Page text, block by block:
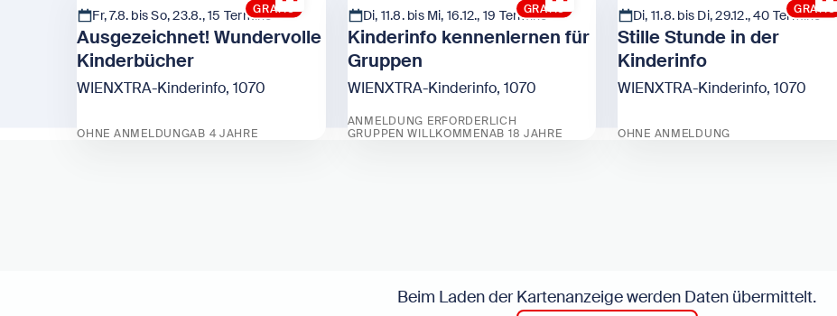
GRATIS
Fr, 7.8. bis So, 23.8., 15 Termine
Ausgezeichnet! Wundervolle
Kinderbücher
WIENXTRA-Kinderinfo, 1070
OHNE ANMELDUNGAB 4 JAHRE
GRATIS
Di, 11.8. bis Mi, 16.12., 19 Termine
Kinderinfo kennenlernen für
Gruppen
WIENXTRA-Kinderinfo, 1070
ANMELDUNG ERFORDERLICH
GRUPPEN WILLKOMMENAB 18 JAHRE
GRATIS
Di, 11.8. bis Di, 29.12., 40 Termine
Stille Stunde in der
Kinderinfo
WIENXTRA-Kinderinfo, 1070
OHNE ANMELDUNG
Beim Laden der Kartenanzeige werden Daten übermittelt.